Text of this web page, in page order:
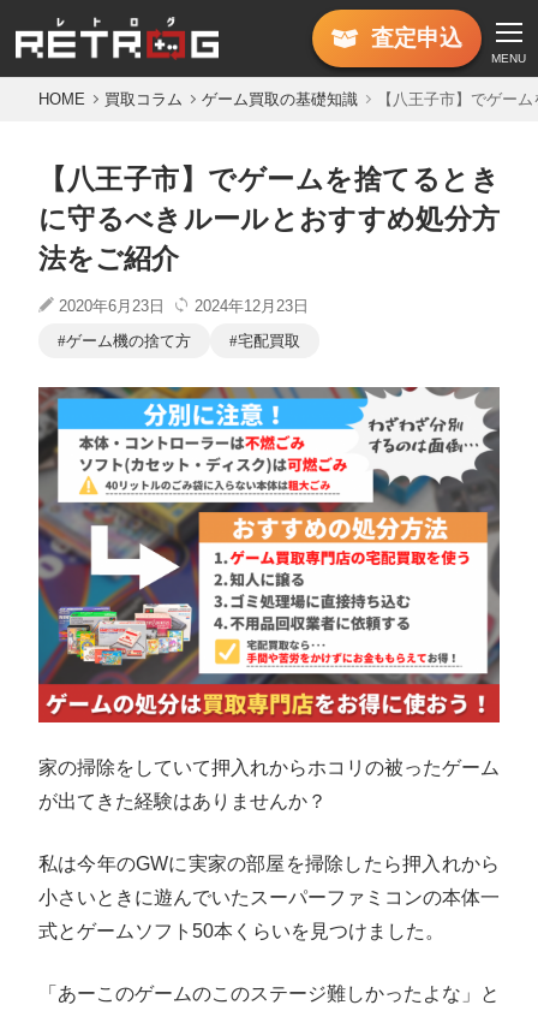
査定申込
MENU
HOME 買取コラム ゲーム買取の基礎知識 【八王子市】でゲー
【八王子市】でゲームを捨てるとき
に守るべきルールとおすすめ処分方
法をご紹介
2020年6月23日
2024年12月23日
ゲーム機の捨て方
宅配買取
家の掃除をしていて押入れからホコリの被ったゲーム
が出てきた経験はありませんか？
私は今年のGWに実家の部屋を掃除したら押入れから
小さいときに遊んでいたスーパーファミコンの本体一
式とゲームソフト50本くらいを見つけました。
「あーこのゲームのこのステージ難しかったよな」と